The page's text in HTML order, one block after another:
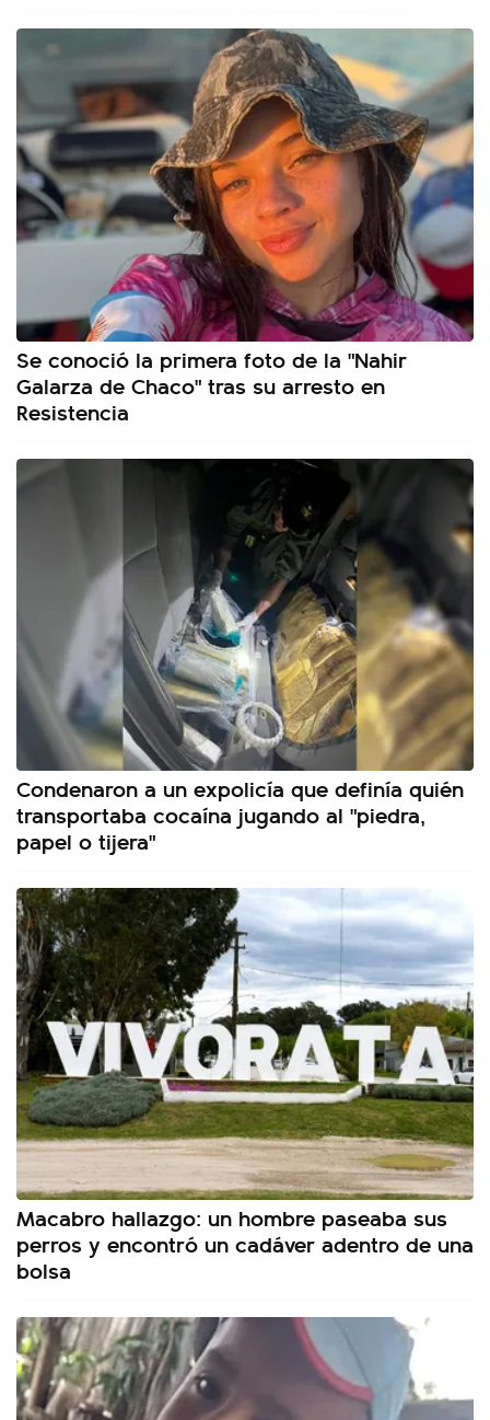
Se conoció la primera foto de la "Nahir
Galarza de Chaco" tras su arresto en
Resistencia
Condenaron a un expolicía que definía quién
transportaba cocaína jugando al "piedra,
papel o tijera"
Macabro hallazgo: un hombre paseaba sus
perros y encontró un cadáver adentro de una
bolsa